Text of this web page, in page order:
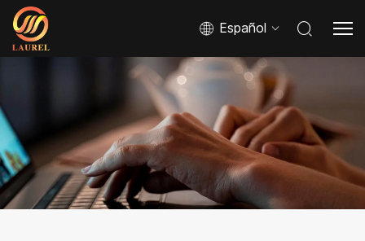
Español